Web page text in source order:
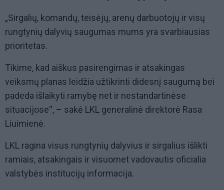
„Sirgalių, komandų, teisėjų, arenų darbuotojų ir visų
rungtynių dalyvių saugumas mums yra svarbiausias
prioritetas.
Tikime, kad aiškus pasirengimas ir atsakingas
veiksmų planas leidžia užtikrinti didesnį saugumą bei
padeda išlaikyti ramybę net ir nestandartinėse
situacijose“, – sakė LKL generalinė direktorė Rasa
Liuimienė.
LKL ragina visus rungtynių dalyvius ir sirgalius išlikti
ramiais, atsakingais ir visuomet vadovautis oficialia
valstybės institucijų informacija.